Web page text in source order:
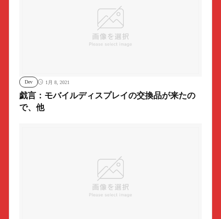
Dev 1月 8, 2021
戯言：モバイルディスプレイの交換品が来たの
で、他